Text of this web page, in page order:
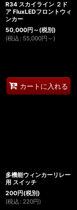
R34 スカイライン ２ド
ア FluxLEDフロントウィ
ンカー
50,000円 ～ (税別)
(税込 : 55,000円 ～)
カートに入れる
多機能ウィンカーリレー
用 スイッチ
200円(税別)
(税込 : 220円)